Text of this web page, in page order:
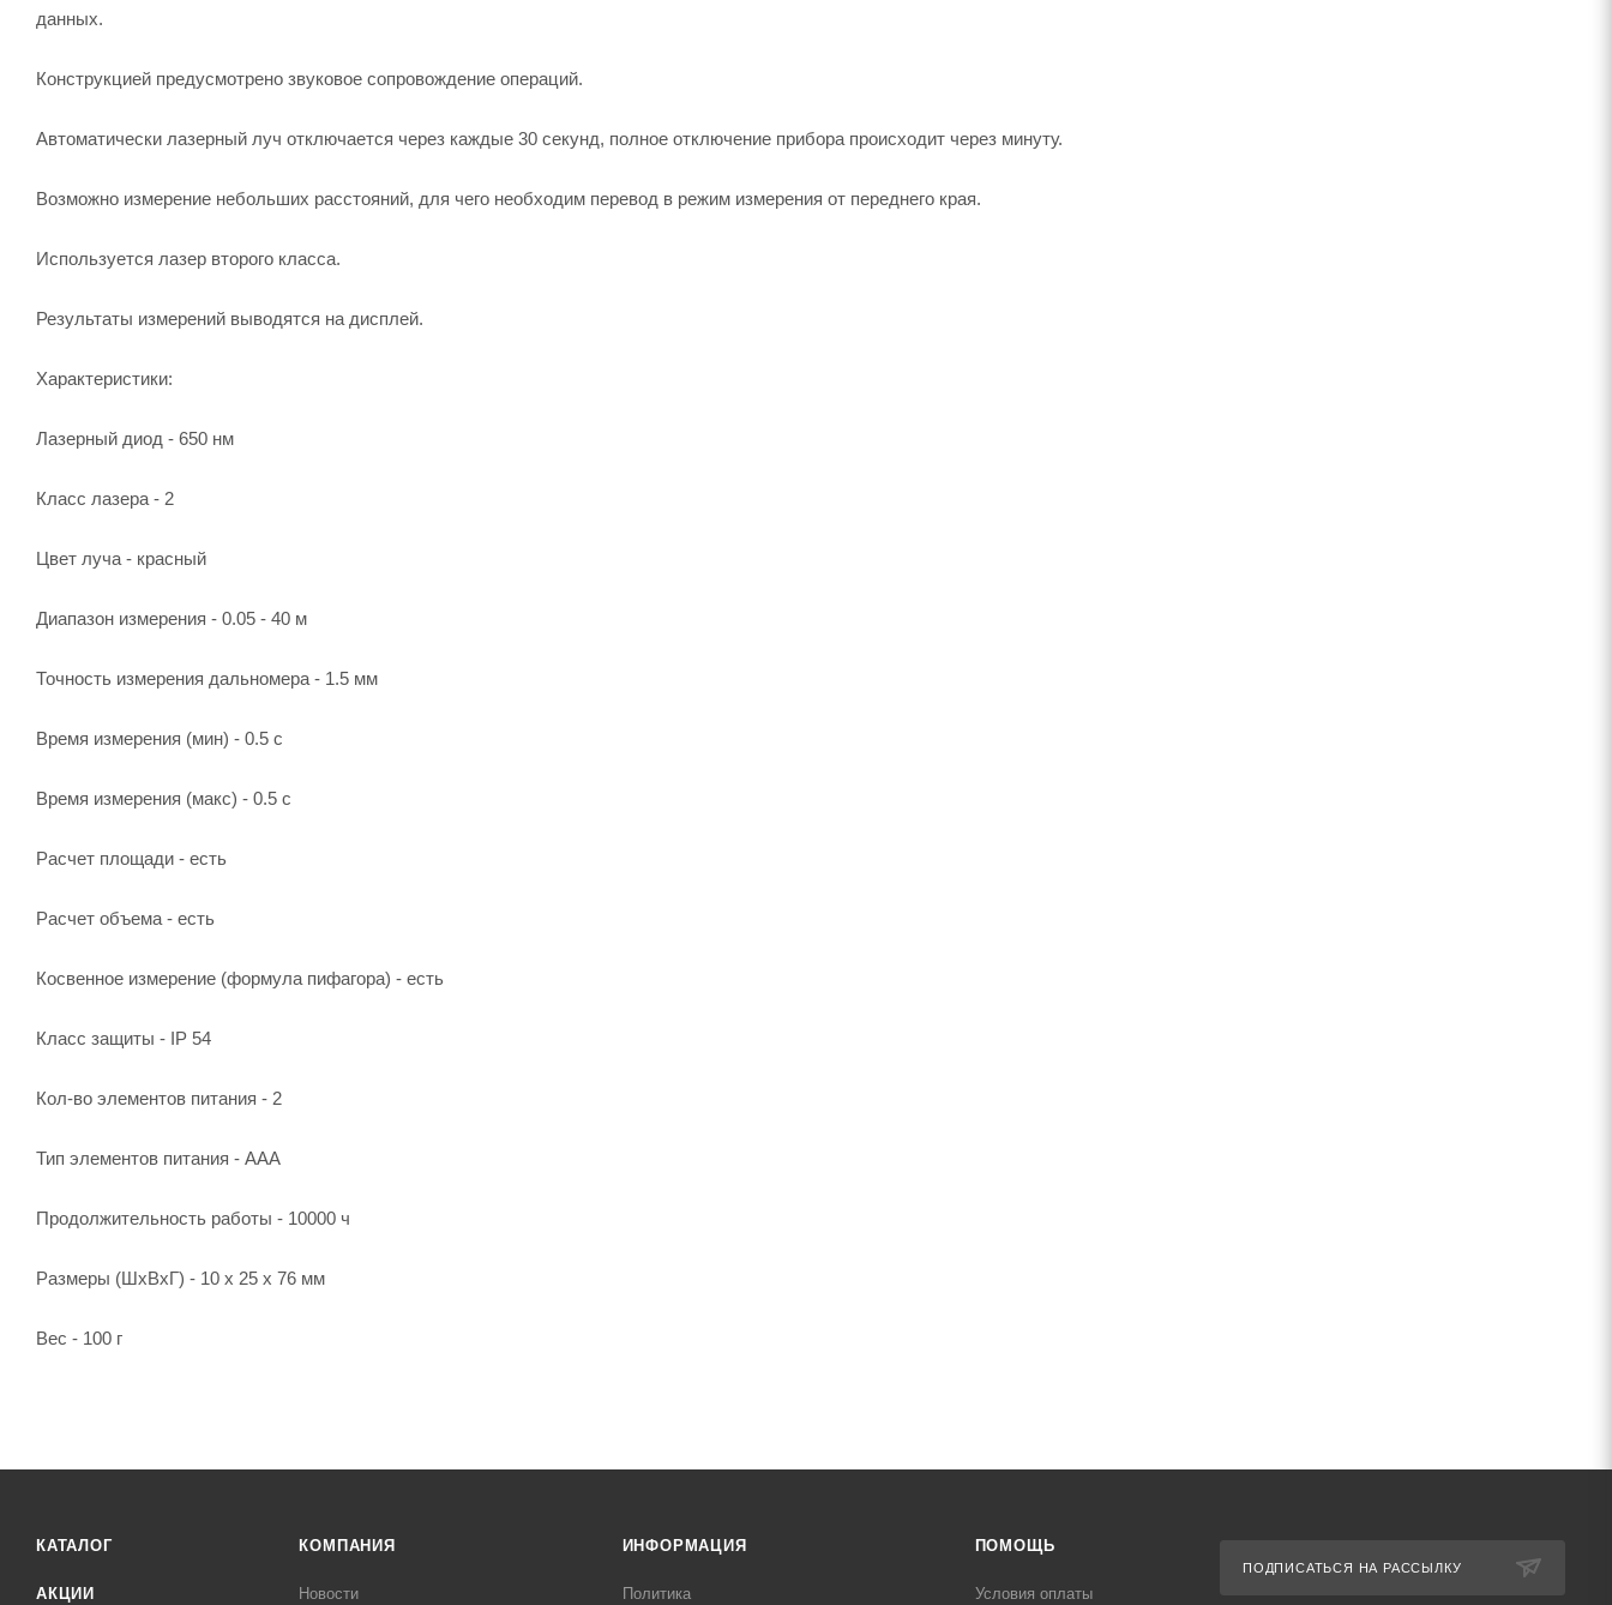
данных.
Конструкцией предусмотрено звуковое сопровождение операций.
Автоматически лазерный луч отключается через каждые 30 секунд, полное отключение прибора происходит через минуту.
Возможно измерение небольших расстояний, для чего необходим перевод в режим измерения от переднего края.
Используется лазер второго класса.
Результаты измерений выводятся на дисплей.
Характеристики:
Лазерный диод - 650 нм
Класс лазера - 2
Цвет луча - красный
Диапазон измерения - 0.05 - 40 м
Точность измерения дальномера - 1.5 мм
Время измерения (мин) - 0.5 с
Время измерения (макс) - 0.5 с
Расчет площади - есть
Расчет объема - есть
Косвенное измерение (формула пифагора) - есть
Класс защиты - IP 54
Кол-во элементов питания - 2
Тип элементов питания - AAA
Продолжительность работы - 10000 ч
Размеры (ШxВxГ) - 10 x 25 x 76 мм
Вес - 100 г
КАТАЛОГ
АКЦИИ
КОМПАНИЯ
Новости
ИНФОРМАЦИЯ
Политика
ПОМОЩЬ
Условия оплаты
ПОДПИСАТЬСЯ НА РАССЫЛКУ